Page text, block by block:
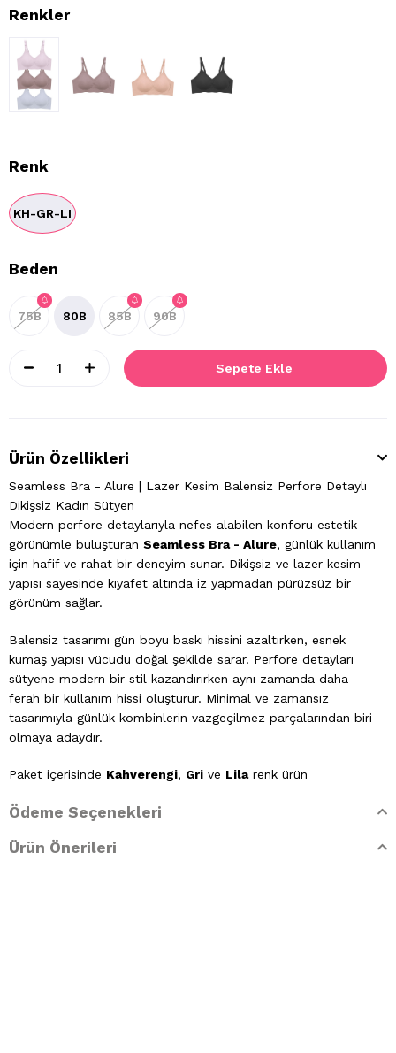
Renk
KH-GR-LI
Beden
75B 80B 85B 90B
Ürün Özellikleri
Seamless Bra - Alure | Lazer Kesim Balensiz Perfore Detaylı
Dikişsiz Kadın Sütyen
Modern perfore detaylarıyla nefes alabilen konforu estetik
görünümle buluşturan Seamless Bra - Alure, günlük kullanım
için hafif ve rahat bir deneyim sunar. Dikişsiz ve lazer kesim
yapısı sayesinde kıyafet altında iz yapmadan pürüzsüz bir
görünüm sağlar.
Balensiz tasarımı gün boyu baskı hissini azaltırken, esnek
kumaş yapısı vücudu doğal şekilde sarar. Perfore detayları
sütyene modern bir stil kazandırırken aynı zamanda daha
ferah bir kullanım hissi oluşturur. Minimal ve zamansız
tasarımıyla günlük kombinlerin vazgeçilmez parçalarından biri
olmaya adaydır.
Paket içerisinde Kahverengi, Gri ve Lilarenk ürün
Bedenler:75B, 80B, 85B, 90B
Ödeme Seçenekleri
Ürün Önerileri